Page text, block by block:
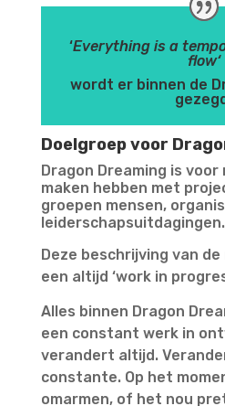
‘Everything is a
flow‘
wordt er binnen de
Doelgroep voor
Dragon Dreaming is voor
maken hebben met
groepen mensen,
leiderschapsuitdagingen.
Deze beschrijving van
een altijd ‘work in
Alles binnen Dragon
een constant werk in
verandert altijd.
constante. Op het
omarmen, of het nou